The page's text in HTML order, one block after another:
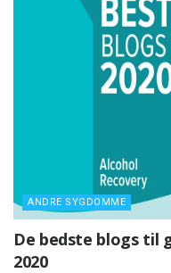
ANDRE SYGDOMME
De bedste blogs til
2020